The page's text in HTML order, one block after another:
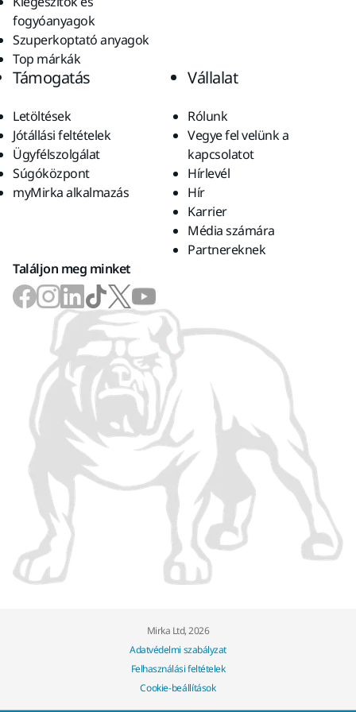
fogyóanyagok
Szuperkoptató anyagok
Top márkák
Támogatás
Letöltések
Jótállási feltételek
Ügyfélszolgálat
Súgóközpont
myMirka alkalmazás
Vállalat
Rólunk
Vegye fel velünk a
kapcsolatot
Hírlevél
Hír
Karrier
Média számára
Partnereknek
Találjon meg minket
Mirka Ltd, 2026
Adatvédelmi szabályzat
Felhasználási feltételek
Cookie-beállítások